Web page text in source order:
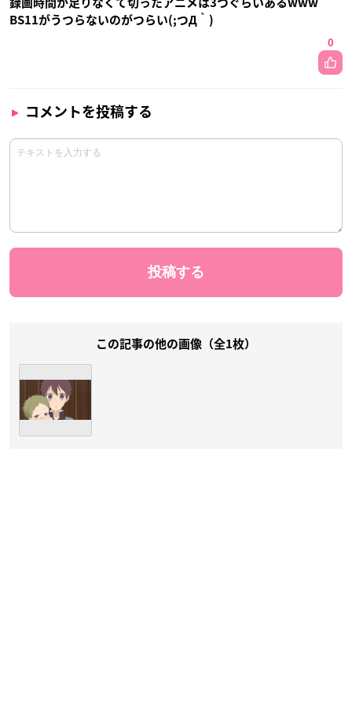
録画時間が足りなくて切ったアニメは3つぐらいあるwww
BS11がうつらないのがつらい(;つД｀)
0
コメントを投稿する
この記事の他の画像（全1枚）